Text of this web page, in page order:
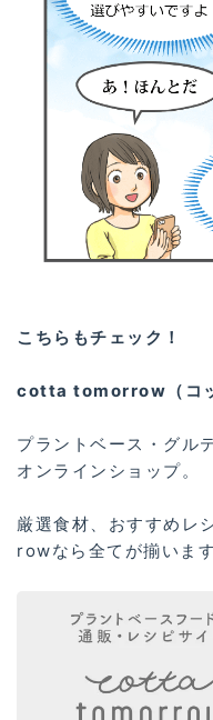
こちらもチェック！
cotta tomorrow（コッ
プラントベース・グル
オンラインショップ。
厳選食材、おすすめ
rowなら全てが揃います